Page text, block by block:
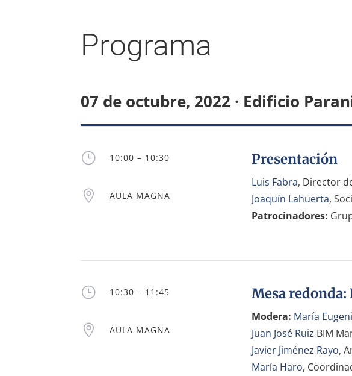
Programa
07 de octubre, 2022 · Edificio
} 10:00 – 10:30
 AULA MAGNA
Presentación
Luis Fabra, Director
Joaquín Lahuerta,
Patrocinadores:
} 10:30 – 11:45
 AULA MAGNA
Mesa
Modera: María
Juan José Ruiz BIM
Javier Jiménez Rayo,
María Haro,